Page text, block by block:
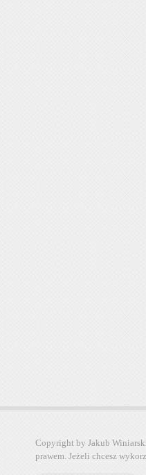
Copyright by Jakub
prawem. Jeżeli chcesz